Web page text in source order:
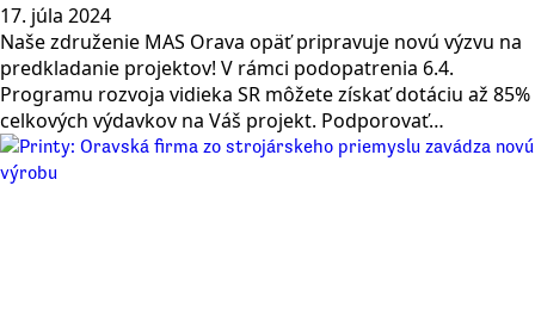
17. júla 2024
Naše združenie MAS Orava opäť pripravuje novú výzvu na
predkladanie projektov! V rámci podopatrenia 6.4.
Programu rozvoja vidieka SR môžete získať dotáciu až 85%
celkových výdavkov na Váš projekt. Podporovať…